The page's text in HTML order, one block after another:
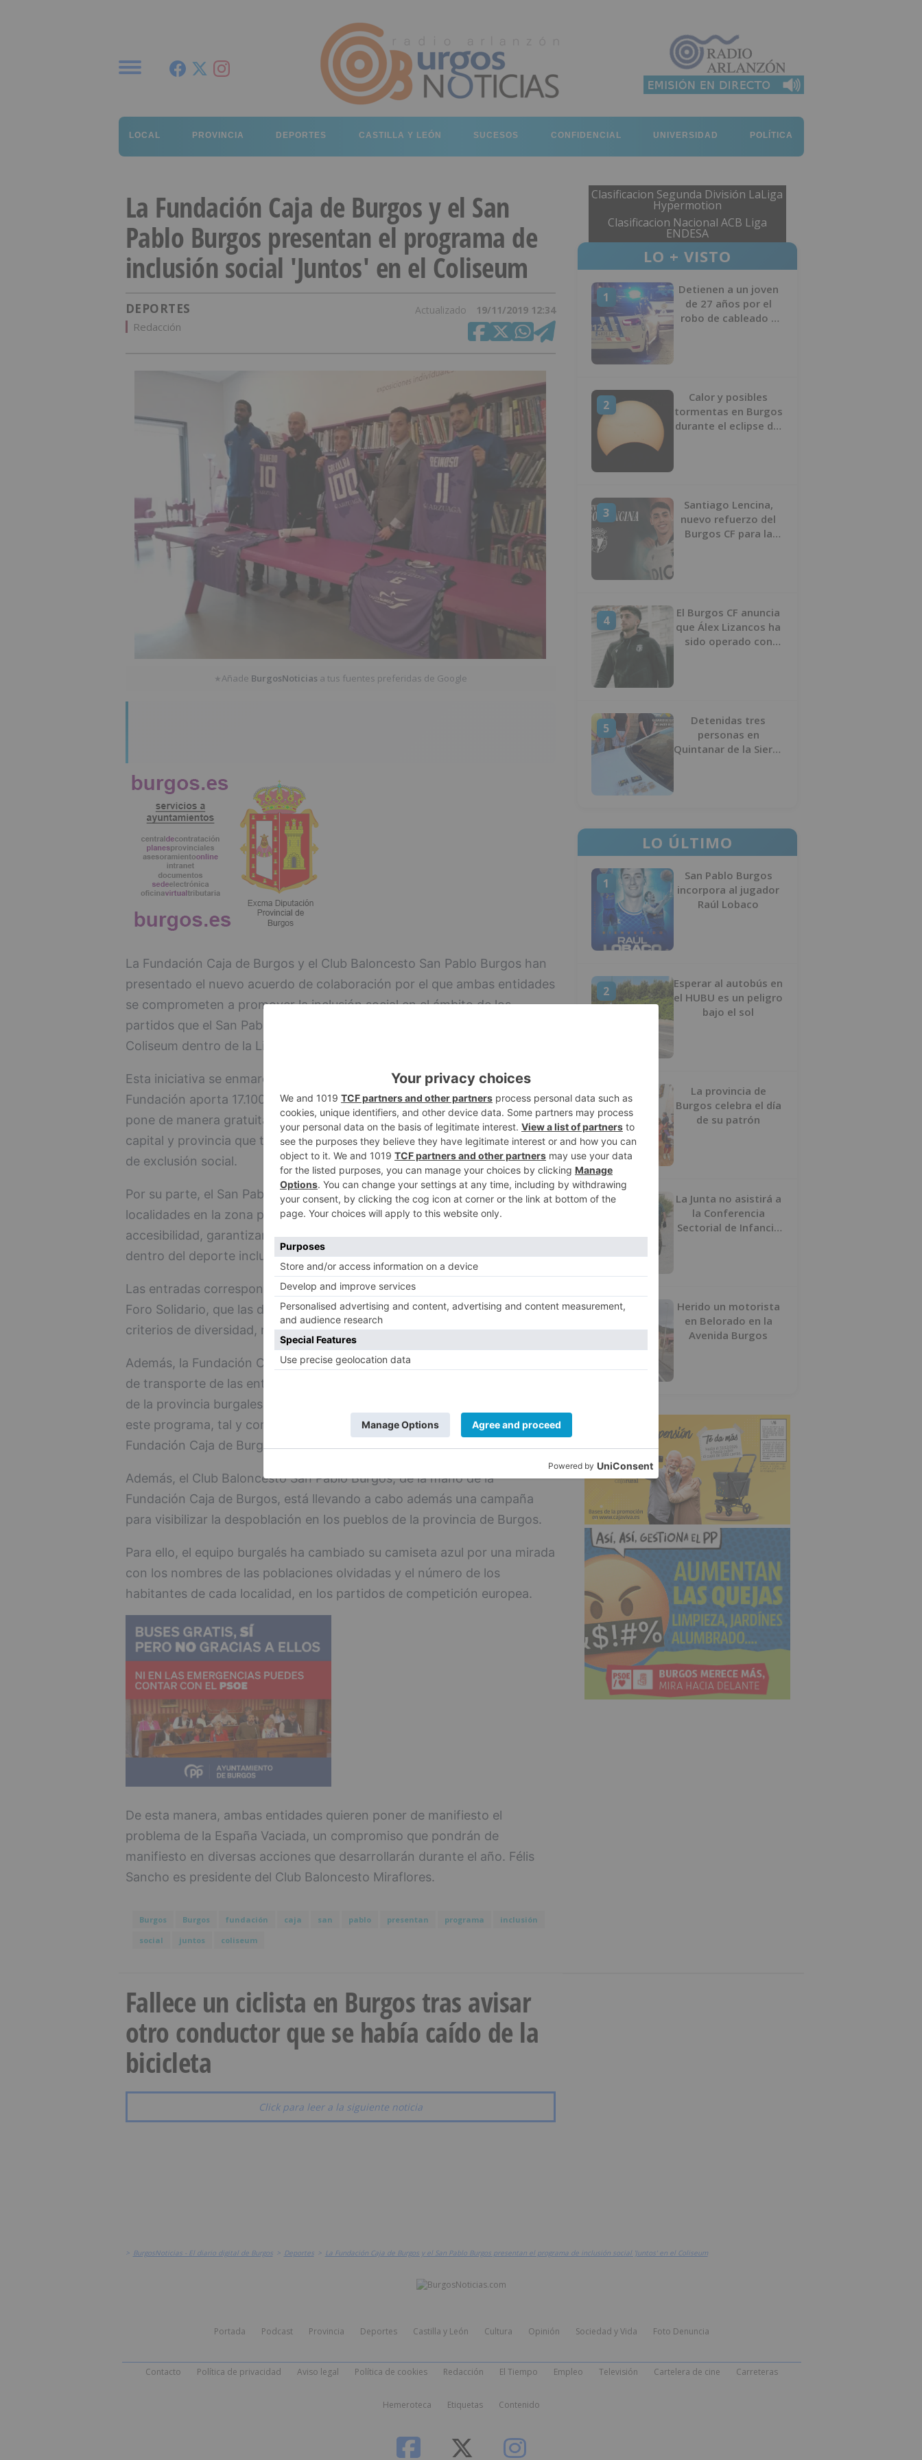
LOCAL PROVINCIA DEPORTES CASTILLA Y LEÓN SUCESOS CONFIDENCIAL UNIVERSIDAD POLÍTICA
La Fundación Caja de Burgos y el San
Pablo Burgos presentan el programa de
inclusión social 'Juntos' en el Coliseum
DEPORTES Actualizado 19/11/2019 12:34
Redacción
★Añade BurgosNoticias a tus fuentes preferidas de Google
La Fundación Caja de Burgos y el Club Baloncesto San Pablo Burgos han
presentado el nuevo acuerdo de colaboración por el que ambas entidades
se comprometen a promover la inclusión social en el ámbito de los
partidos que el San Pablo Burgos dispute durante esta temporada en el
Coliseum dentro de la Liga Endesa y competición europea.
Esta iniciativa se enmarca en el programa 'Juntos', mediante el que la
Fundación aporta 17.100 euros para adquirir un total de 60 abonos que
pone de manera gratuita a disposición de entidades sociales de Burgos
capital y provincia que trabajan en los ámbitos de la diversidad y el riesgo
de exclusión social.
Por su parte, el San Pablo Burgos aporta otros 15 abonos y facilita las
localidades en la zona preferente de la cancha, con visibilidad y plena
accesibilidad, garantizando la participación de personas con diversidad
dentro del deporte inclusivo.
Las entradas correspondientes a dichos abonos son gestionadas por el
Foro Solidario, que las distribuye para cada partido con arreglo a los
criterios de diversidad, rotación e integración.
Además, la Fundación Caja de Burgos presta una ayuda para los costes
de transporte de las entidades que se desplacen desde diversos puntos
de la provincia burgalesa con el objetivo de facilitar su participación en
este programa, tal y como ha explicado el Director General de la
Fundación Caja de Burgos, Rafael Barbero.
Además, el Club Baloncesto San Pablo Burgos, de la mano de la
Fundación Caja de Burgos, está llevando a cabo además una campaña
para visibilizar la despoblación en los pueblos de la provincia de Burgos.
Para ello, el equipo burgalés ha cambiado su camiseta azul por una mirada
con los nombres de las poblaciones olvidadas y el número de los
habitantes de cada localidad, en los partidos de competición europea.
De esta manera, ambas entidades quieren poner de manifiesto el
problema de la España Vaciada, un compromiso que pondrán de
manifiesto en diversas acciones que desarrollarán durante el año. Félis
Sancho es presidente del Club Baloncesto Miraflores.
Burgos Burgos fundación caja san pablo presentan programa
inclusión
social
juntos coliseum
Clasificacion Segunda División LaLiga
Hypermotion
Clasificacion Nacional ACB Liga
ENDESA
LO + VISTO
1
Detienen a un joven
de 27 años por el
robo de cableado y
2
Calor y posibles
tormentas en Burgos
durante el eclipse del
3
Santiago Lencina,
nuevo refuerzo del
Burgos CF para la
4
El Burgos CF anuncia
que Álex Lizancos ha
sido operado con
5
Detenidas tres
personas en
Quintanar de la Sierra
LO ÚLTIMO
1
San Pablo Burgos
incorpora al jugador
Raúl Lobaco
2
Esperar al autobús en
el HUBU es un peligro
bajo el sol
3
La provincia de
Burgos celebra el día
de su patrón
4
La Junta no asistirá a
la Conferencia
Sectorial de Infancia
5
Herido un motorista
en Belorado en la
Avenida Burgos
Fallece un ciclista en Burgos tras avisar
otro conductor que se había caído de la
bicicleta
Click para leer a la siguiente noticia
> BurgosNoticias - El diario digital de Burgos > Deportes > La Fundación Caja de Burgos y el San Pablo Burgos presentan el programa de inclusión social 'Juntos' en el Coliseum
Portada Podcast Provincia Deportes Castilla y León Cultura Opinión Sociedad y Vida Foto Denuncia
Contacto Política de privacidad Aviso legal Política de cookies Redacción El Tiempo Empleo Televisión Cartelera de cine Carreteras
Hemeroteca Etiquetas Contenido